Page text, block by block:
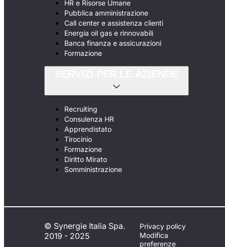
HR e Risorse Umane
Pubblica amministrazione
Call center e assistenza clienti
Energia oil gas e rinnovabili
Banca finanza e assicurazioni
Formazione
Recruiting
Consulenza HR
Apprendistato
Tirocinio
Formazione
Diritto Mirato
Somministrazione
© Synergie Italia Spa.
2019 - 2025
Privacy policy
Modifica
preferenze